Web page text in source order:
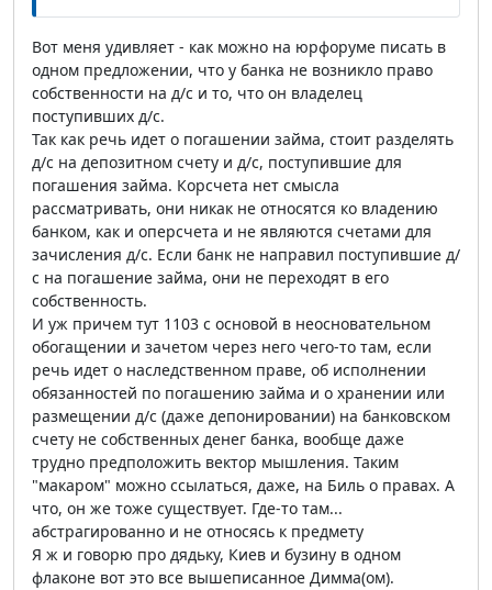
Вот меня удивляет - как можно на юрфоруме писать в
одном предложении, что у банка не возникло право
собственности на д/с и то, что он владелец
поступивших д/с.
Так как речь идет о погашении займа, стоит разделять
д/с на депозитном счету и д/с, поступившие для
погашения займа. Корсчета нет смысла
рассматривать, они никак не относятся ко владению
банком, как и оперсчета и не являются счетами для
зачисления д/с. Если банк не направил поступившие д/
с на погашение займа, они не переходят в его
собственность.
И уж причем тут 1103 с основой в неосновательном
обогащении и зачетом через него чего-то там, если
речь идет о наследственном праве, об исполнении
обязанностей по погашению займа и о хранении или
размещении д/с (даже депонировании) на банковском
счету не собственных денег банка, вообще даже
трудно предположить вектор мышления. Таким
"макаром" можно ссылаться, даже, на Биль о правах. А
что, он же тоже существует. Где-то там...
абстрагированно и не относясь к предмету
Я ж и говорю про дядьку, Киев и бузину в одном
флаконе вот это все вышеписанное Димма(ом).